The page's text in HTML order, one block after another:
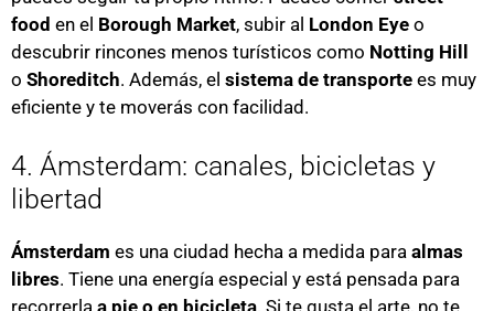
food en el Borough Market, subir al London Eye o
descubrir rincones menos turísticos como Notting Hill
o Shoreditch. Además, el sistema de transporte es muy
eficiente y te moverás con facilidad.
4. Ámsterdam: canales, bicicletas y
libertad
Ámsterdam es una ciudad hecha a medida para almas
libres. Tiene una energía especial y está pensada para
recorrerla a pie o en bicicleta. Si te gusta el arte, no te